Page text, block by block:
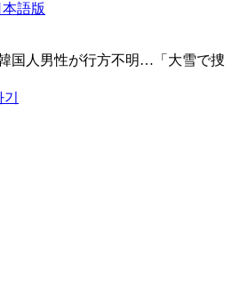
語版
国人男性が行方不明…「大雪で捜